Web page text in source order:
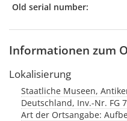
Old serial number:
Informationen zum
Lokalisierung
Staatliche Museen,
Deutschland, Inv.-Nr. FG
Art der Ortsangabe: